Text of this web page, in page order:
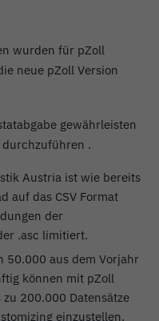
wurden für pZoll
neue pZoll Version
gewährleisten
.
Austria ist wie bereits
auf das CSV Format
der
.asc limitiert.
50.000 aus dem Vorjahr
können mit pZoll
200.000 Datensätze
einzustellen.